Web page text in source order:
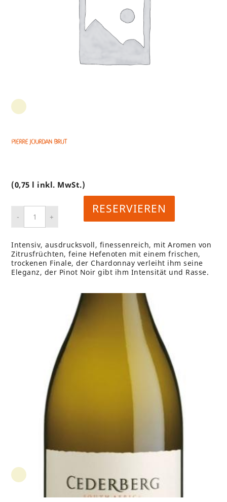
PIERRE JOURDAN BRUT
(0,75 l inkl. MwSt.)
RESERVIEREN
Intensiv, ausdrucksvoll, finessenreich, mit Aromen von
Zitrusfrüchten, feine Hefenoten mit einem frischen,
trockenen Finale, der Chardonnay verleiht ihm seine
Eleganz, der Pinot Noir gibt ihm Intensität und Rasse.